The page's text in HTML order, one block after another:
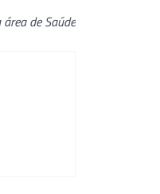
de Saúde